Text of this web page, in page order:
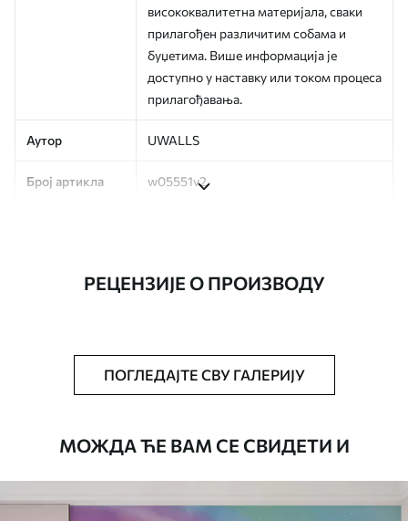
висококвалитетна материјала, сваки
прилагођен различитим собама и
буџетима. Више информација је
доступно у наставку или током процеса
прилагођавања.
Аутор UWALLS
Број артикла w05551v2
Тапета се може нежно очистити меким
сунђером. Позадине са завршном
водом.
РЕЦЕНЗИЈЕ О ПРОИЗВОДУ
ПОГЛЕДАЈТЕ СВУ ГАЛЕРИЈУ
МОЖДА ЋЕ ВАМ СЕ СВИДЕТИ И